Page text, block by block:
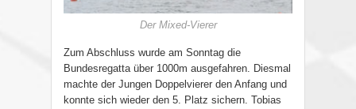
Der Mixed-Vierer
Zum Abschluss wurde am Sonntag die
Bundesregatta über 1000m ausgefahren. Diesmal
machte der Jungen Doppelvierer den Anfang und
konnte sich wieder den 5. Platz sichern. Tobias